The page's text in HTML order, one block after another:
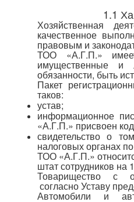
1.1
Хозяйственная
качественное
правовым и
ТОО «А.Г.П.»
имущественные и
обязанности, быть
Пакет
таков:
устав;
информационное
«А.Г.П.» присвоен
свидетельство о
налоговых органах
ТОО «А.Г.П.»
штат сотрудников на
Товарищество с
согласно Уставу
Автомобили и